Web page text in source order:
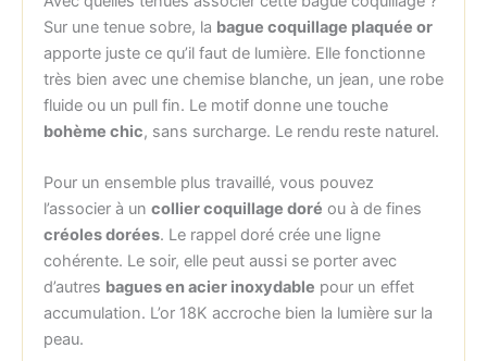
Sur une tenue sobre, la bague coquillage plaquée or
apporte juste ce qu’il faut de lumière. Elle fonctionne
très bien avec une chemise blanche, un jean, une robe
fluide ou un pull fin. Le motif donne une touche
bohème chic, sans surcharge. Le rendu reste naturel.
Pour un ensemble plus travaillé, vous pouvez
l’associer à un collier coquillage doré ou à de fines
créoles dorées. Le rappel doré crée une ligne
cohérente. Le soir, elle peut aussi se porter avec
d’autres bagues en acier inoxydable pour un effet
accumulation. L’or 18K accroche bien la lumière sur la
peau.